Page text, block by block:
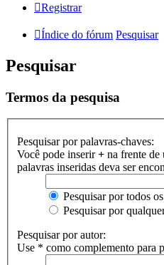
Registrar
Índice do fórum Pesquisar
Pesquisar
Termos da pesquisa
Pesquisar por palavras-chaves:
Você pode inserir+ na frente de
palavras inseridas deva ser
Pesquisar por todos
Pesquisar por
Pesquisar por autor:
Use * como complemento para